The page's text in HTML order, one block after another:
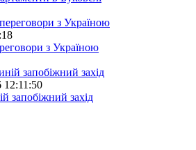
з Україною
12:11:50
запобіжний захід